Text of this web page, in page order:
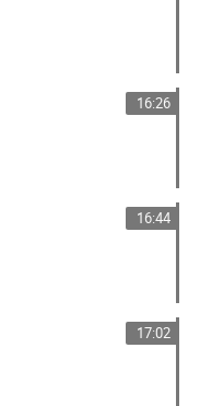
16:26
16:44
17:02